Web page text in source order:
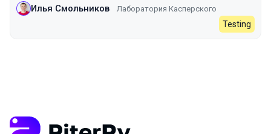
Илья Смольников Лаборатория Касперского
Testing